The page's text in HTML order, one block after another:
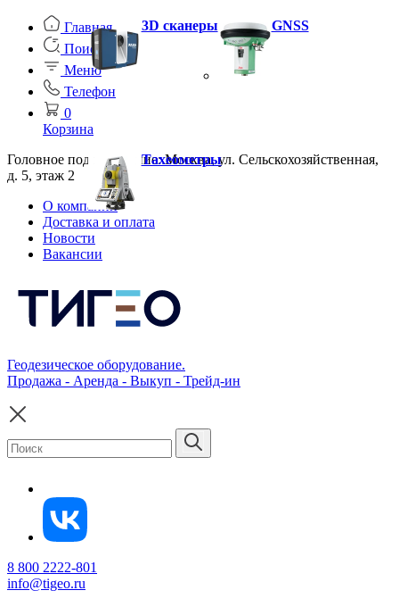
Главная
Поиск
Меню
Телефон
0
Корзина
Головное подразделение: Москва, ул. Сельскохозяйственная,
д. 5, этаж 2
О компании
Доставка и оплата
Новости
Вакансии
Геодезическое оборудование.
Продажа - Аренда - Выкуп - Трейд-ин
8 800 2222-801
info@tigeo.ru
3D сканеры GNSS
Тахеометры